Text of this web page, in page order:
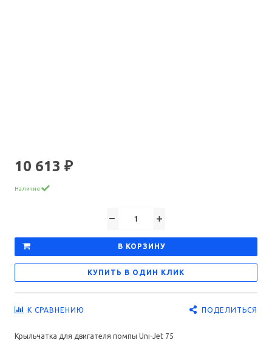
Крыльчатка для двигателя помпы Uni-Jet 75
10 613 ₽
Наличие
В КОРЗИНУ
КУПИТЬ В ОДИН КЛИК
К СРАВНЕНИЮ ПОДЕЛИТЬСЯ